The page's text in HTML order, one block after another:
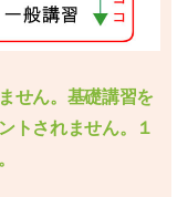
せん。基礎講習を
トされません。１